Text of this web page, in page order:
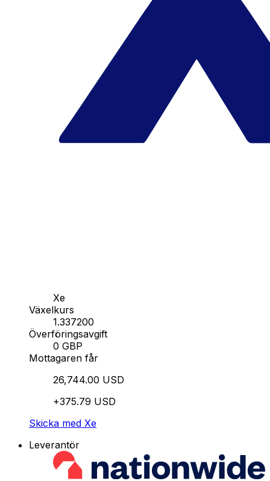
Xe
Växelkurs
1.337200
Överföringsavgift
0 GBP
Mottagaren får
26,744.00 USD
+375.79 USD
Skicka med Xe
Leverantör